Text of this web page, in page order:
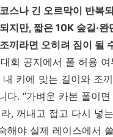
스나 긴 오르막이 반복
지만, 짧은 10K 숲길·완
끼라면 오히려 짐이 될
회 공지에서 폴 허용
내 키에 맞는 길이와 조
다. “가벼운 카본 폴이
라, 꺼내고 접고 다시 넣
해야 실제 레이스에서